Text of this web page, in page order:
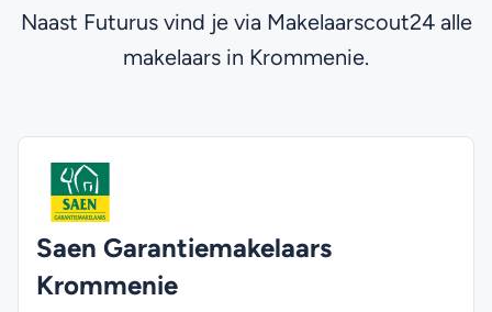
Naast Futurus vind je via Makelaarscout24 alle
makelaars in Krommenie.
Saen Garantiemakelaars
Krommenie